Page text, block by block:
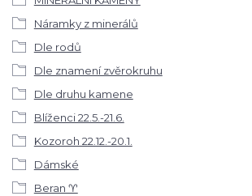
Náramky z minerálů
Dle rodů
Dle znamení zvěrokruhu
Dle druhu kamene
Blíženci 22.5.-21.6.
Kozoroh 22.12.-20.1.
Dámské
Beran ♈